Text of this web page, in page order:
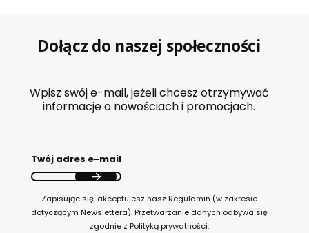
Dołącz do naszej społeczności
Wpisz swój e-mail, jeżeli chcesz otrzymywać
informacje o nowościach i promocjach.
Twój adres e-mail
Zapisując się, akceptujesz nasz Regulamin (w zakresie
dotyczącym Newslettera). Przetwarzanie danych odbywa się
zgodnie z Polityką prywatności.